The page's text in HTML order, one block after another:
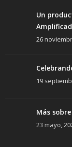
Un
26
19
Más
23 mayo,